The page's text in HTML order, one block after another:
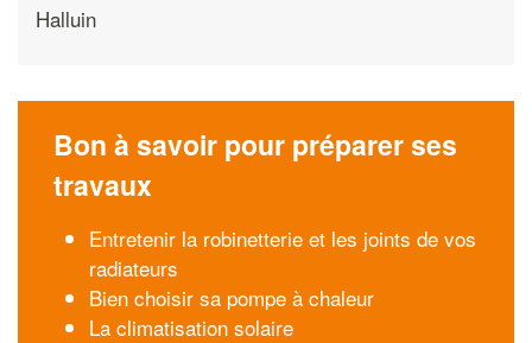
Halluin
Bon à savoir pour préparer ses
travaux
Entretenir la robinetterie et les joints de vos
radiateurs
Bien choisir sa pompe à chaleur
La climatisation solaire